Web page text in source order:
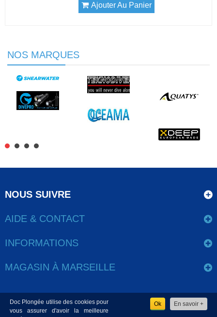
Ajouter Au Panier
NOS MARQUES
NOUS SUIVRE
AIDE & CONTACT
INFORMATIONS
MAGASIN À MARSEILLE
www.docplongee.com - Copyright 2020 - Tous les droits sont
Doc Plongée utilise des cookies pour
vous assurer d'avoir la meilleure
Ok En savoir +